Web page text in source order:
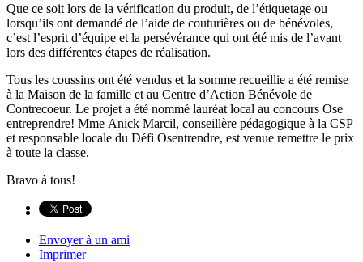
Que ce soit lors de la vérification du produit, de l’étiquetage ou
lorsqu’ils ont demandé de l’aide de couturières ou de bénévoles,
c’est l’esprit d’équipe et la persévérance qui ont été mis de l’avant
lors des différentes étapes de réalisation.
Tous les coussins ont été vendus et la somme recueillie a été remise
à la Maison de la famille et au Centre d’Action Bénévole de
Contrecoeur. Le projet a été nommé lauréat local au concours Ose
entreprendre! Mme Anick Marcil, conseillère pédagogique à la CSP
et responsable locale du Défi Osentrendre, est venue remettre le prix
à toute la classe.
Bravo à tous!
Envoyer à un ami
Imprimer